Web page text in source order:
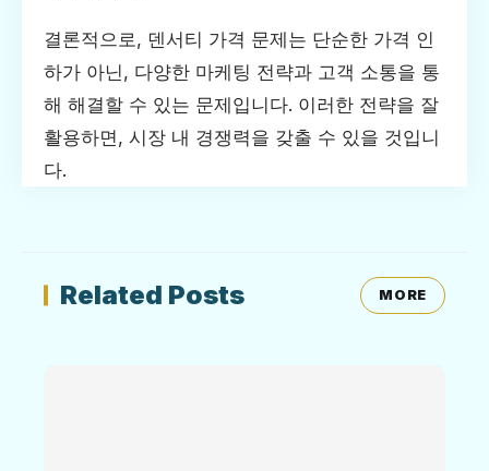
결론적으로, 덴서티 가격 문제는 단순한 가격 인
하가 아닌, 다양한 마케팅 전략과 고객 소통을 통
해 해결할 수 있는 문제입니다. 이러한 전략을 잘
활용하면, 시장 내 경쟁력을 갖출 수 있을 것입니
다.
Related Posts MORE